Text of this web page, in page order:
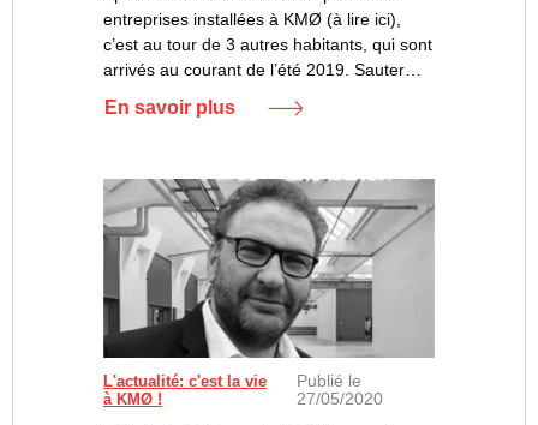
entreprises installées à KMØ (à lire ici),
c’est au tour de 3 autres habitants, qui sont
arrivés au courant de l’été 2019. Sauter…
En savoir plus
L'actualité: c'est la vie
à KMØ !
Publié le
27/05/2020